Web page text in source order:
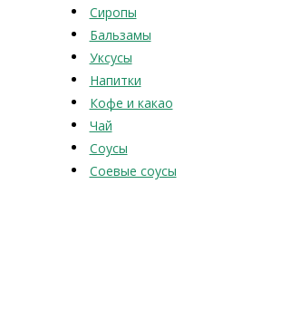
Сиропы
Бальзамы
Уксусы
Напитки
Кофе и какао
Чай
Соусы
Соевые соусы